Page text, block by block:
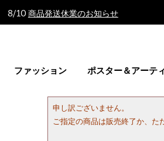
8/10 商品発送休業のお知らせ
ファッション ポスター＆アーテ
申し訳ございません。
ご指定の商品は販売終了か、た